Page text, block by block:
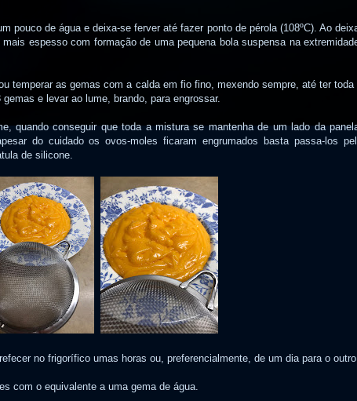
pouco de água e deixa-se ferver até fazer ponto de pérola (108ºC). Ao
espesso com formação de uma pequena bola suspensa na
temperar as gemas com a calda em fio fino, mexendo sempre, até ter toda
e levar ao lume, brando, para engrossar.
quando conseguir que toda a mistura se mantenha de um lado da
do cuidado os ovos-moles ficaram engrumados basta passa-los
de silicone.
no frigorífico umas horas ou, preferencialmente, de um dia para o
com o equivalente a uma gema de água.